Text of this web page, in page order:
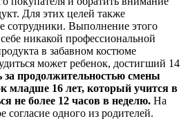
Для этих целей также
сотрудники. Выполнение этого
никакой профессиональной
в забавном костюме
может ребенок, достигший 14
за продолжительностью смены
младше 16 лет, который учится в
не более 12 часов в неделю. На
согласие одного из родителей.